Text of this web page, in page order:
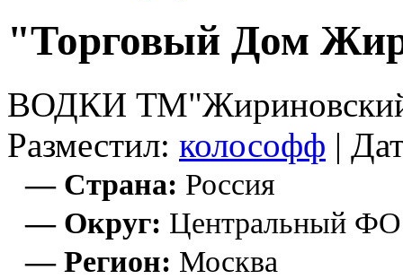
"Торговый Дом
ВОДКИ
Разместил: колософф |
— Страна: Россия
— Округ: Центральный ФО
— Регион: Москва